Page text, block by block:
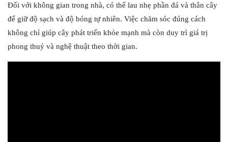
Đối với không gian trong nhà, có thể lau nhẹ phần đá và thân cây
để giữ độ sạch và độ bóng tự nhiên. Việc chăm sóc đúng cách
không chỉ giúp cây phát triển khỏe mạnh mà còn duy trì giá trị
phong thuỷ và nghệ thuật theo thời gian.